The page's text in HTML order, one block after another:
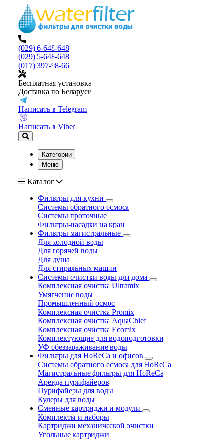
(029) 6-648-648
(029) 5-648-648
(017) 397-98-66
Бесплатная установка
Доставка по Беларуси
Написать в Telegram
Написать в Viber
Категории
Меню
Каталог
Фильтры для кухни
Системы обратного осмоса
Системы проточные
Фильтры-насадки на кран
Фильтры магистральные
Для холодной воды
Для горячей воды
Для душа
Для стиральных машин
Системы очистки воды для дома
Комплексная очистка Ultramix
Умягчение воды
Промышленный осмос
Комплексная очистка Promix
Комплексная очистка AquaChief
Комплексная очистка Ecomix
Комплектующие для водоподготовки
УФ обеззараживание воды
Фильтры для HoReCa и офисов
Системы обратного осмоса для HoReCa
Магистральные фильтры для HoReCa
Аренда пурифайеров
Пурифайеры для воды
Кулеры для воды
Сменные картриджи и модули
Комплекты и наборы
Картриджи механической очистки
Угольные картриджи